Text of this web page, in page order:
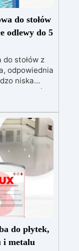
do stołów
odlewy do 5
stołów z
odpowiednia
niska
pracę bez
i
jakości
eliminująca
gładkie
do
skórą.
do płytek,
i metalu